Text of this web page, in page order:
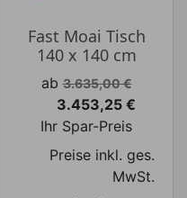
Fast Moai Tisch
140 x 140 cm
Verkaufspreis
ab 3.635,00 €
Preis
3.453,25 €
Ihr Spar-Preis
Preise inkl. ges.
MwSt.